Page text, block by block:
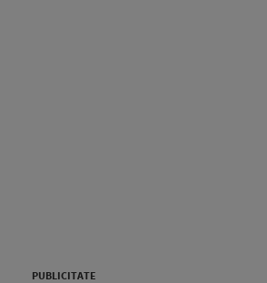
PUBLICITATE